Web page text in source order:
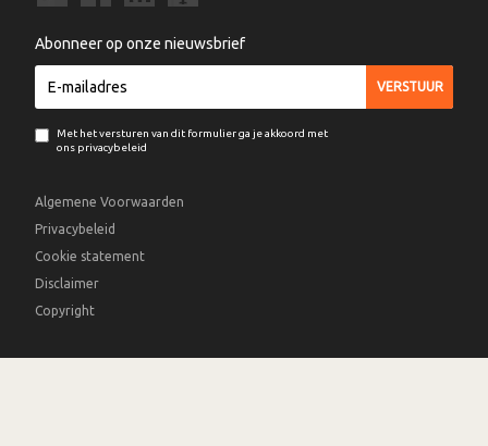
Abonneer op onze nieuwsbrief
Met het versturen van dit formulier ga je akkoord met
ons privacybeleid
Algemene Voorwaarden
Privacybeleid
Cookie statement
Disclaimer
Copyright